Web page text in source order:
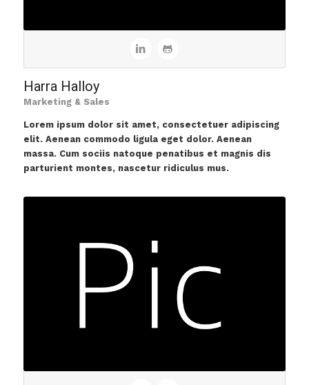
Harra Halloy
Marketing & Sales
Lorem ipsum dolor sit amet, consectetuer adipiscing
elit. Aenean commodo ligula eget dolor. Aenean
massa. Cum sociis natoque penatibus et magnis dis
parturient montes, nascetur ridiculus mus.